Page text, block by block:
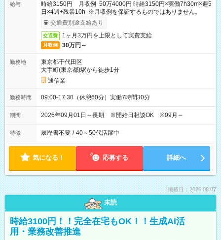
給与
時給3150円 月収例 50万4000円 時給3150円×実働7h30m×週5
日×4週+残業10h ※月収例を保証するものではありません。
交通費別途支給あり
交通費 1ヶ月3万円を上限として実費支給
月収例 30万円～
勤務地
東京都千代田区
大手町(東京都)駅から徒歩1分
通信業
勤務時間 09:00-17:30（休憩60分）実働7時間30分
期間 2026年09月01日～長期 ※開始日相談OK ※09月～
特徴 履歴書不要 / 40～50代活躍中
気になる！ 応募する 詳細へ
掲載日：2026.08.07
未読
時給3100円！！完全在宅もOK！！生成AI活
用・業務改善推進